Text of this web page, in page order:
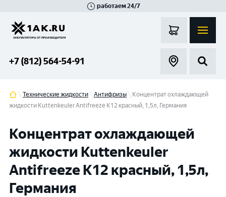
работаем 24/7
+7 (812) 564-54-91
Технические жидкости Антифризы
Концентрат охлаждающей
жидкости Kuttenkeuler Antifreeze K12 красный, 1,5л, Германия
Концентрат охлаждающей
жидкости Kuttenkeuler
Antifreeze K12 красный, 1,5л,
Германия
Гатчина